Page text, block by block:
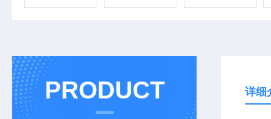
PRODUCT 详细